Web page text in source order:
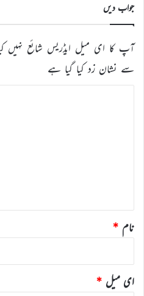
جواب دیں
آپ کا ای میل ایڈریس شائع نہیں
سے نشان زد کیا گیا ہے
نام *
ای میل *